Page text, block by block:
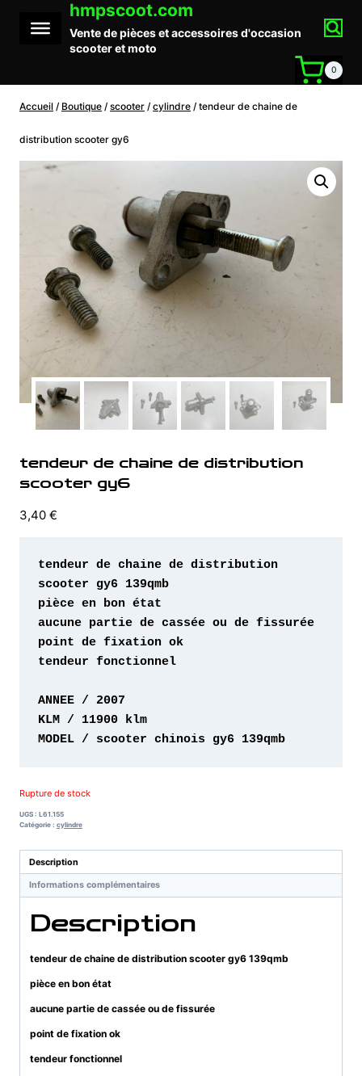
contenu
hmpscoot.com
Vente de pièces et accessoires d'occasion
scooter et moto
0
Accueil / Boutique / scooter / cylindre / tendeur de chaine de
distribution scooter gy6
tendeur de chaine de distribution
scooter gy6
3,40 €
tendeur de chaine de distribution
scooter gy6 139qmb
tendeur fonctionnel
MODEL / scooter chinois gy6 139qmb
Rupture de stock
UGS : L61.155
Catégorie : cylindre
Description
Informations complémentaires
Description
tendeur de chaine de distribution scooter gy6 139qmb
pièce en bon état
aucune partie de cassée ou de fissurée
point de fixation ok
tendeur fonctionnel